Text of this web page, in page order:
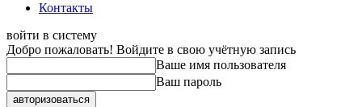
Контакты
войти в систему
Добро пожаловать! Войдите в свою учётную запись
Ваше имя пользователя
Ваш пароль